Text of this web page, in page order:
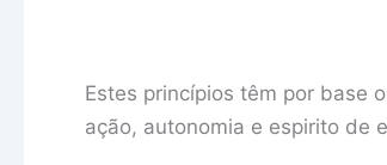
Estes princípios têm por base
ação, autonomia e espirito de